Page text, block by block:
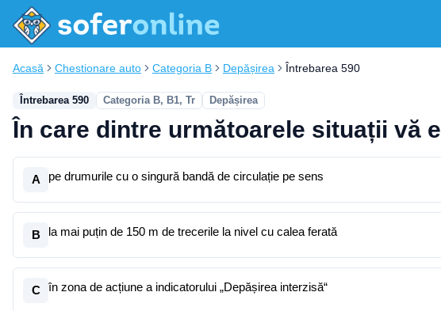
Acasă Chestionare auto Categoria B Depășirea Întrebarea 590
Întrebarea 590 Categoria B, B1, Tr Depășirea
În care dintre următoarele situații vă
A pe drumurile cu o singură bandă de circulație pe sens
B la mai puțin de 150 m de trecerile la nivel cu calea ferată
C în zona de acțiune a indicatorului „Depășirea interzisă“